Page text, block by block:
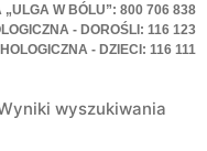
„ULGA W BÓLU”: 800 706 838
- DOROŚLI: 116 123
- DZIECI: 116 111
wyszukiwania